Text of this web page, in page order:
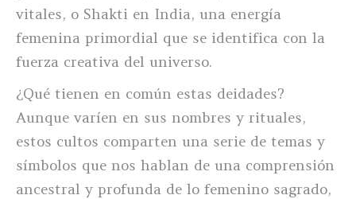
vitales, o Shakti en India, una energía
femenina primordial que se identifica con la
fuerza creativa del universo.
¿Qué tienen en común estas deidades?
Aunque varíen en sus nombres y rituales,
estos cultos comparten una serie de temas y
símbolos que nos hablan de una comprensión
ancestral y profunda de lo femenino sagrado,